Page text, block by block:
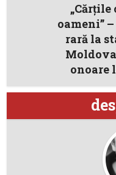
„Cărțile
oameni”
rară la
onoare